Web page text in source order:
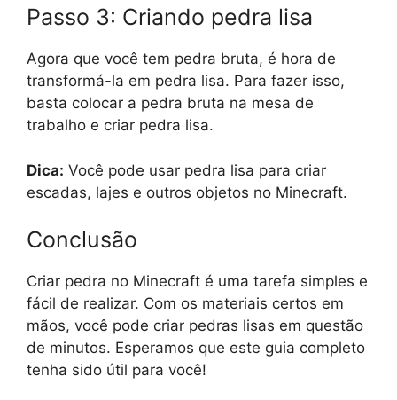
Passo 3: Criando pedra lisa
Agora que você tem pedra bruta, é hora de
transformá-la em pedra lisa. Para fazer isso,
basta colocar a pedra bruta na mesa de
trabalho e criar pedra lisa.
Dica: Você pode usar pedra lisa para criar
escadas, lajes e outros objetos no Minecraft.
Conclusão
Criar pedra no Minecraft é uma tarefa simples e
fácil de realizar. Com os materiais certos em
mãos, você pode criar pedras lisas em questão
de minutos. Esperamos que este guia completo
tenha sido útil para você!